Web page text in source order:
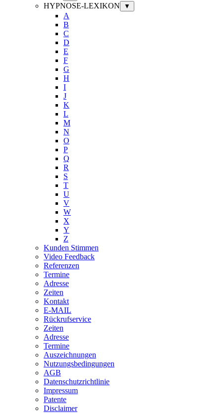
HYPNOSE-LEXIKON ▼
A
B
C
D
E
F
G
H
I
J
K
L
M
N
O
P
Q
R
S
T
U
V
W
X
Y
Z
Kunden Stimmen
Video Feedback
Referenzen
Termine
Adresse
Zeiten
Kontakt
E-MAIL
Rückrufservice
Zeiten
Adresse
Termine
Auszeichnungen
Nutzungsbedingungen
AGB
Datenschutzrichtlinie
Impressum
Patente
Disclaimer